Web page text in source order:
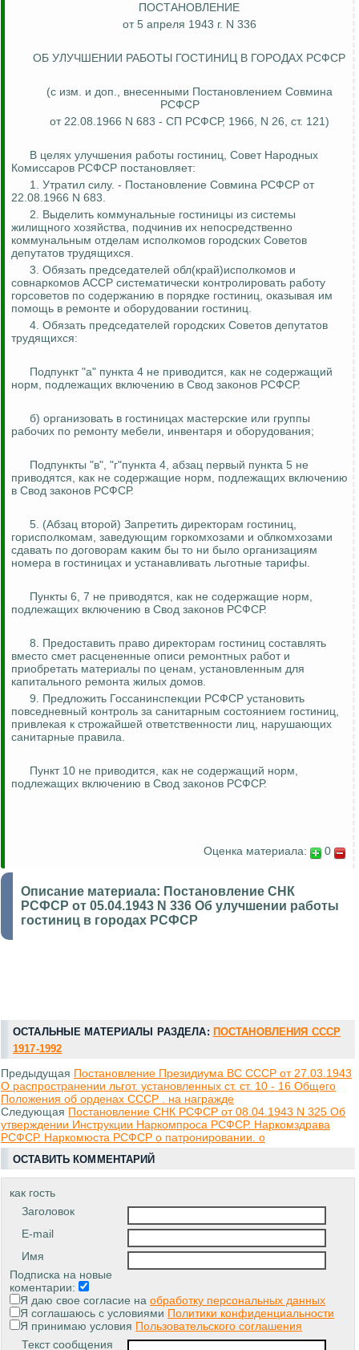
ПОСТАНОВЛЕНИЕ
от 5 апреля 1943 г. N 336
ОБ УЛУЧШЕНИИ РАБОТЫ ГОСТИНИЦ В ГОРОДАХ РСФСР
(с изм. и доп., внесенными Постановлением Совмина
РСФСР
от 22.08.1966 N 683 - СП РСФСР, 1966, N 26, ст. 121)
В целях улучшения работы гостиниц, Совет Народных
Комиссаров РСФСР постановляет:
1. Утратил силу. - Постановление Совмина РСФСР от
22.08.1966 N 683.
2. Выделить коммунальные гостиницы из системы
жилищного хозяйства, подчинив их непосредственно
коммунальным отделам исполкомов городских Советов
депутатов трудящихся.
3. Обязать председателей обл(край)исполкомов и
совнаркомов АССР систематически контролировать работу
горсоветов по содержанию в порядке гостиниц, оказывая им
помощь в ремонте и оборудовании гостиниц.
4. Обязать председателей городских Советов депутатов
трудящихся:
Подпункт "а" пункта 4 не приводится, как не содержащий
норм, подлежащих включению в Свод законов РСФСР.
б) организовать в гостиницах мастерские или группы
рабочих по ремонту мебели, инвентаря и оборудования;
Подпункты "в", "г"пункта 4, абзац первый пункта 5 не
приводятся, как не содержащие норм, подлежащих включению
в Свод законов РСФСР.
5. (Абзац второй) Запретить директорам гостиниц,
горисполкомам, заведующим горкомхозами и облкомхозами
сдавать по договорам каким бы то ни было организациям
номера в гостиницах и устанавливать льготные тарифы.
Пункты 6, 7 не приводятся, как не содержащие норм,
подлежащих включению в Свод законов РСФСР.
8. Предоставить право директорам гостиниц составлять
вместо смет расцененные описи ремонтных работ и
приобретать материалы по ценам, установленным для
капитального ремонта жилых домов.
9. Предложить Госсанинспекции РСФСР установить
повседневный контроль за санитарным состоянием гостиниц,
привлекая к строжайшей ответственности лиц, нарушающих
санитарные правила.
Пункт 10 не приводится, как не содержащий норм,
подлежащих включению в Свод законов РСФСР.
Оценка материала: 0
Описание материала: Постановление СНК
РСФСР от 05.04.1943 N 336 Об улучшении работы
гостиниц в городах РСФСР
ОСТАЛЬНЫЕ МАТЕРИАЛЫ РАЗДЕЛА: ПОСТАНОВЛЕНИЯ СССР
1917-1992
Предыдущая Постановление Президиума ВС СССР от 27.03.1943
О распространении льгот. установленных ст. ст. 10 - 16 Общего
Положения об орденах СССР . на награжде
Следующая Постановление СНК РСФСР от 08.04.1943 N 325 Об
утверждении Инструкции Наркомпроса РСФСР. Наркомздрава
РСФСР. Наркомюста РСФСР о патронировании. о
ОСТАВИТЬ КОММЕНТАРИЙ
как гость
Заголовок
E-mail
Имя
Подписка на новые
коментарии:
Я даю свое согласие на обработку персональных данных
Я соглашаюсь с условиями Политики конфиденциальности
Я принимаю условия Пользовательского соглашения
Текст сообщения